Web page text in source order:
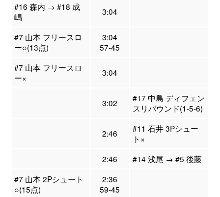
#16 森内 → #18 成
嶋
3:04
#7 山本 フリースロ
ー○(13点)
3:04
57-45
#7 山本 フリースロ
ー×
3:04
3:02
#17 中島 ディフェン
スリバウンド(1-5-6)
2:46
#11 石井 3Pシュー
ト×
2:46
#14 浅尾 → #5 後藤
#7 山本 2Pシュート
○(15点)
2:36
59-45